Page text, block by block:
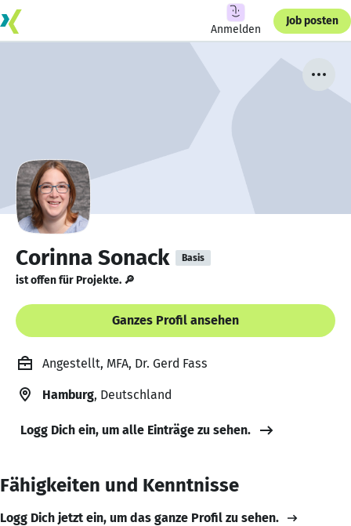
Anmelden
Job posten
Corinna Sonack Basis
ist offen für Projekte. 🔎
Ganzes Profil ansehen
Angestellt, MFA, Dr. Gerd Fass
Hamburg, Deutschland
Logg Dich ein, um alle Einträge zu sehen.
Fähigkeiten und Kenntnisse
Logg Dich jetzt ein, um das ganze Profil zu sehen.